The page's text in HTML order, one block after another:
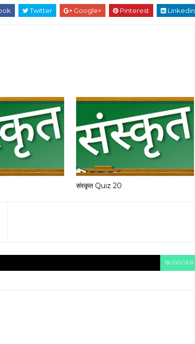
Twitter Google+ Pinterest Linkedin
संस्कृत Quiz 20
BLOGGER